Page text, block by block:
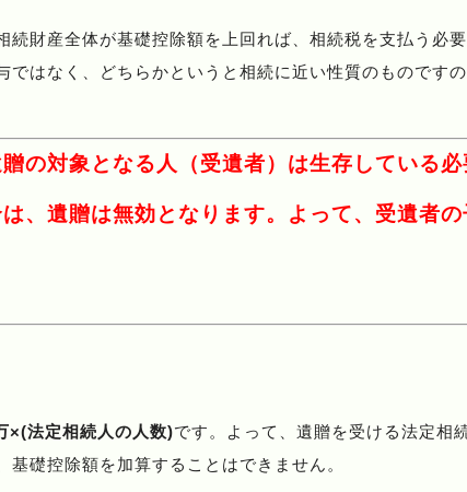
続財産全体が基礎控除額を上回れば、相続税を支払う必
ではなく、どちらかというと相続に近い性質のものです
の対象となる人（受遺者）は生存している必
、遺贈は無効となります。よって、受遺者
×(法定相続人の人数)です。よって、遺贈を受ける法定相
礎控除額を加算することはできません。